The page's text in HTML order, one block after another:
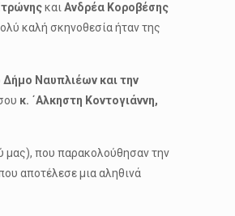
καιΑνδρέα Κοροβέσης
καλή σκηνοθεσία ήταν της
Δήμο Ναυπλιέων και την
κ. ΄Αλκηστη Κοντογιάννη,
μας), που παρακολούθησαν την
αποτέλεσε μια αληθινά